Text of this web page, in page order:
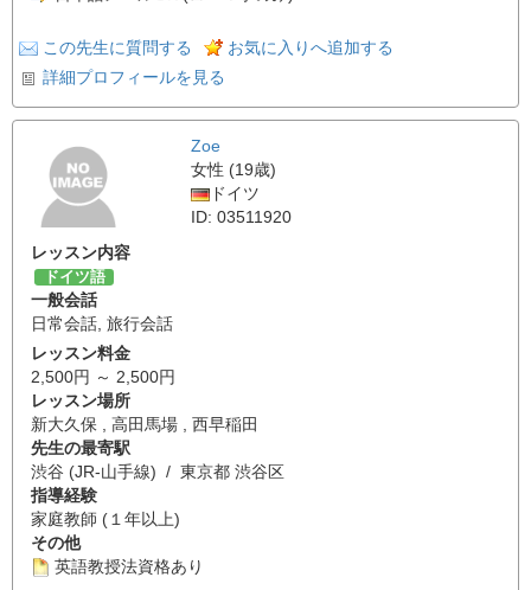
この先生に質問する
お気に入りへ追加する
詳細プロフィールを見る
Zoe
女性 (19歳)
ドイツ
ID: 03511920
レッスン内容
ドイツ語
一般会話
日常会話 旅行会話
レッスン料金
2,500円 ～ 2,500円
レッスン場所
新大久保 , 高田馬場 , 西早稲田
先生の最寄駅
渋谷 (JR-山手線) / 東京都 渋谷区
指導経験
家庭教師 (１年以上)
その他
英語教授法資格あり